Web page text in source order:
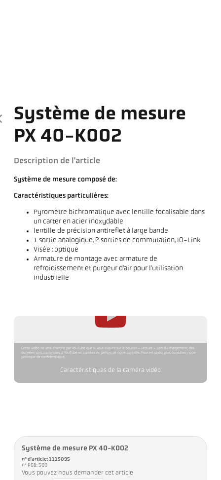
Système de mesure
PX 40-K002
Description de l'article
Système de mesure composé de:
Caractéristiques particulières:
Pyromètre bichromatique avec lentille focalisable dans
un carter en acier inoxydable
lentille de précision antireflet à large bande
1 sortie analogique, 2 sorties de commutation, IO-Link
Visée : optique
Armature de montage avec armature de
refroidissement et purgeur d'air pour l'utilisation
industrielle
Cette vidéo ne sera chargée par YouTube que si vous cliquez sur le bouton « Lecture ». Lors du chargement, des
données sont transmises à YouTube et traitées en dehors de notre contrôle. Pour en savoir plus, consultez notre
politique de confidentialité.
Caractéristiques de la caméra vidéo
Système de mesure PX 40-K002
n° d'article: 1115095
n° PGB: 500
Vous pouvez nous demander cet article